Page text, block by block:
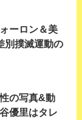
ーロン＆美
別撲滅運動の
の写真&動
優里はタレ